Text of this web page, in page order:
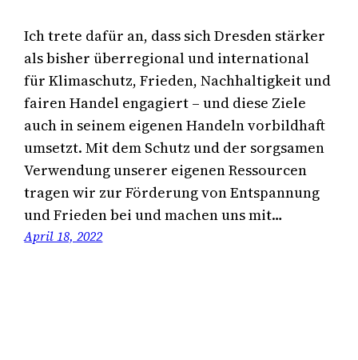
Ich trete dafür an, dass sich Dresden stärker
als bisher überregional und international
für Klimaschutz, Frieden, Nachhaltigkeit und
fairen Handel engagiert – und diese Ziele
auch in seinem eigenen Handeln vorbildhaft
umsetzt. Mit dem Schutz und der sorgsamen
Verwendung unserer eigenen Ressourcen
tragen wir zur Förderung von Entspannung
und Frieden bei und machen uns mit…
April 18, 2022